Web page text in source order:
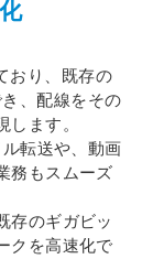
おり、既存の
、配線をその
します。
転送や、動画
務もスムーズ
存のギガビッ
クを高速化で